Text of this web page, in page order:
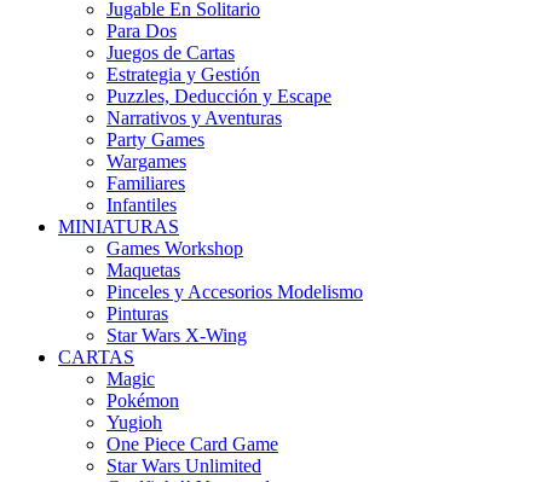
Jugable En Solitario
Para Dos
Juegos de Cartas
Estrategia y Gestión
Puzzles, Deducción y Escape
Narrativos y Aventuras
Party Games
Wargames
Familiares
Infantiles
MINIATURAS
Games Workshop
Maquetas
Pinceles y Accesorios Modelismo
Pinturas
Star Wars X-Wing
CARTAS
Magic
Pokémon
Yugioh
One Piece Card Game
Star Wars Unlimited